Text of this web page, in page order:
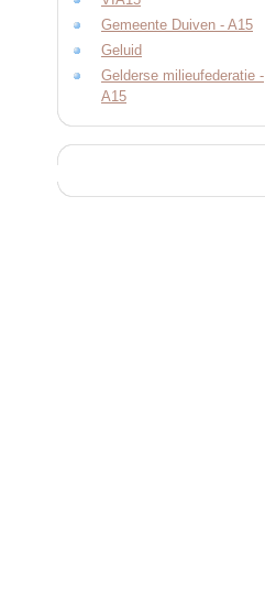
Gemeente Duiven - A15
Geluid
Gelderse milieufederatie -
A15